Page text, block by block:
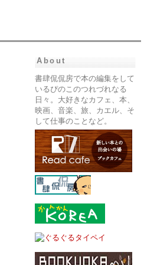
About
書肆侃侃房で本の編集をして
いるぴのこのつれづれなる
日々。大好きなカフェ、本、
映画、音楽、旅、カエル、そ
して仕事のことなど。